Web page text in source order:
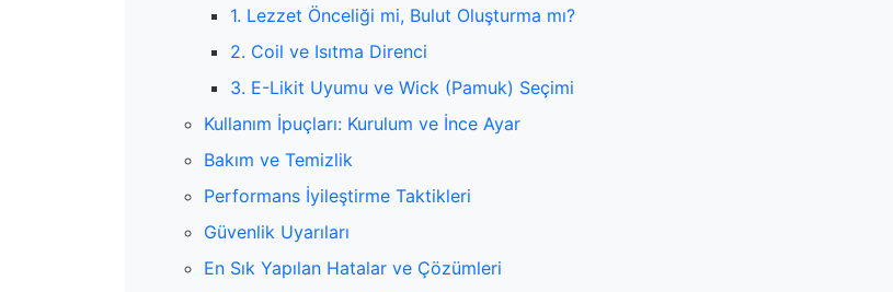
1. Lezzet Önceliği mi, Bulut Oluşturma mı?
2. Coil ve Isıtma Direnci
3. E-Likit Uyumu ve Wick (Pamuk) Seçimi
Kullanım İpuçları: Kurulum ve İnce Ayar
Bakım ve Temizlik
Performans İyileştirme Taktikleri
Güvenlik Uyarıları
En Sık Yapılan Hatalar ve Çözümleri